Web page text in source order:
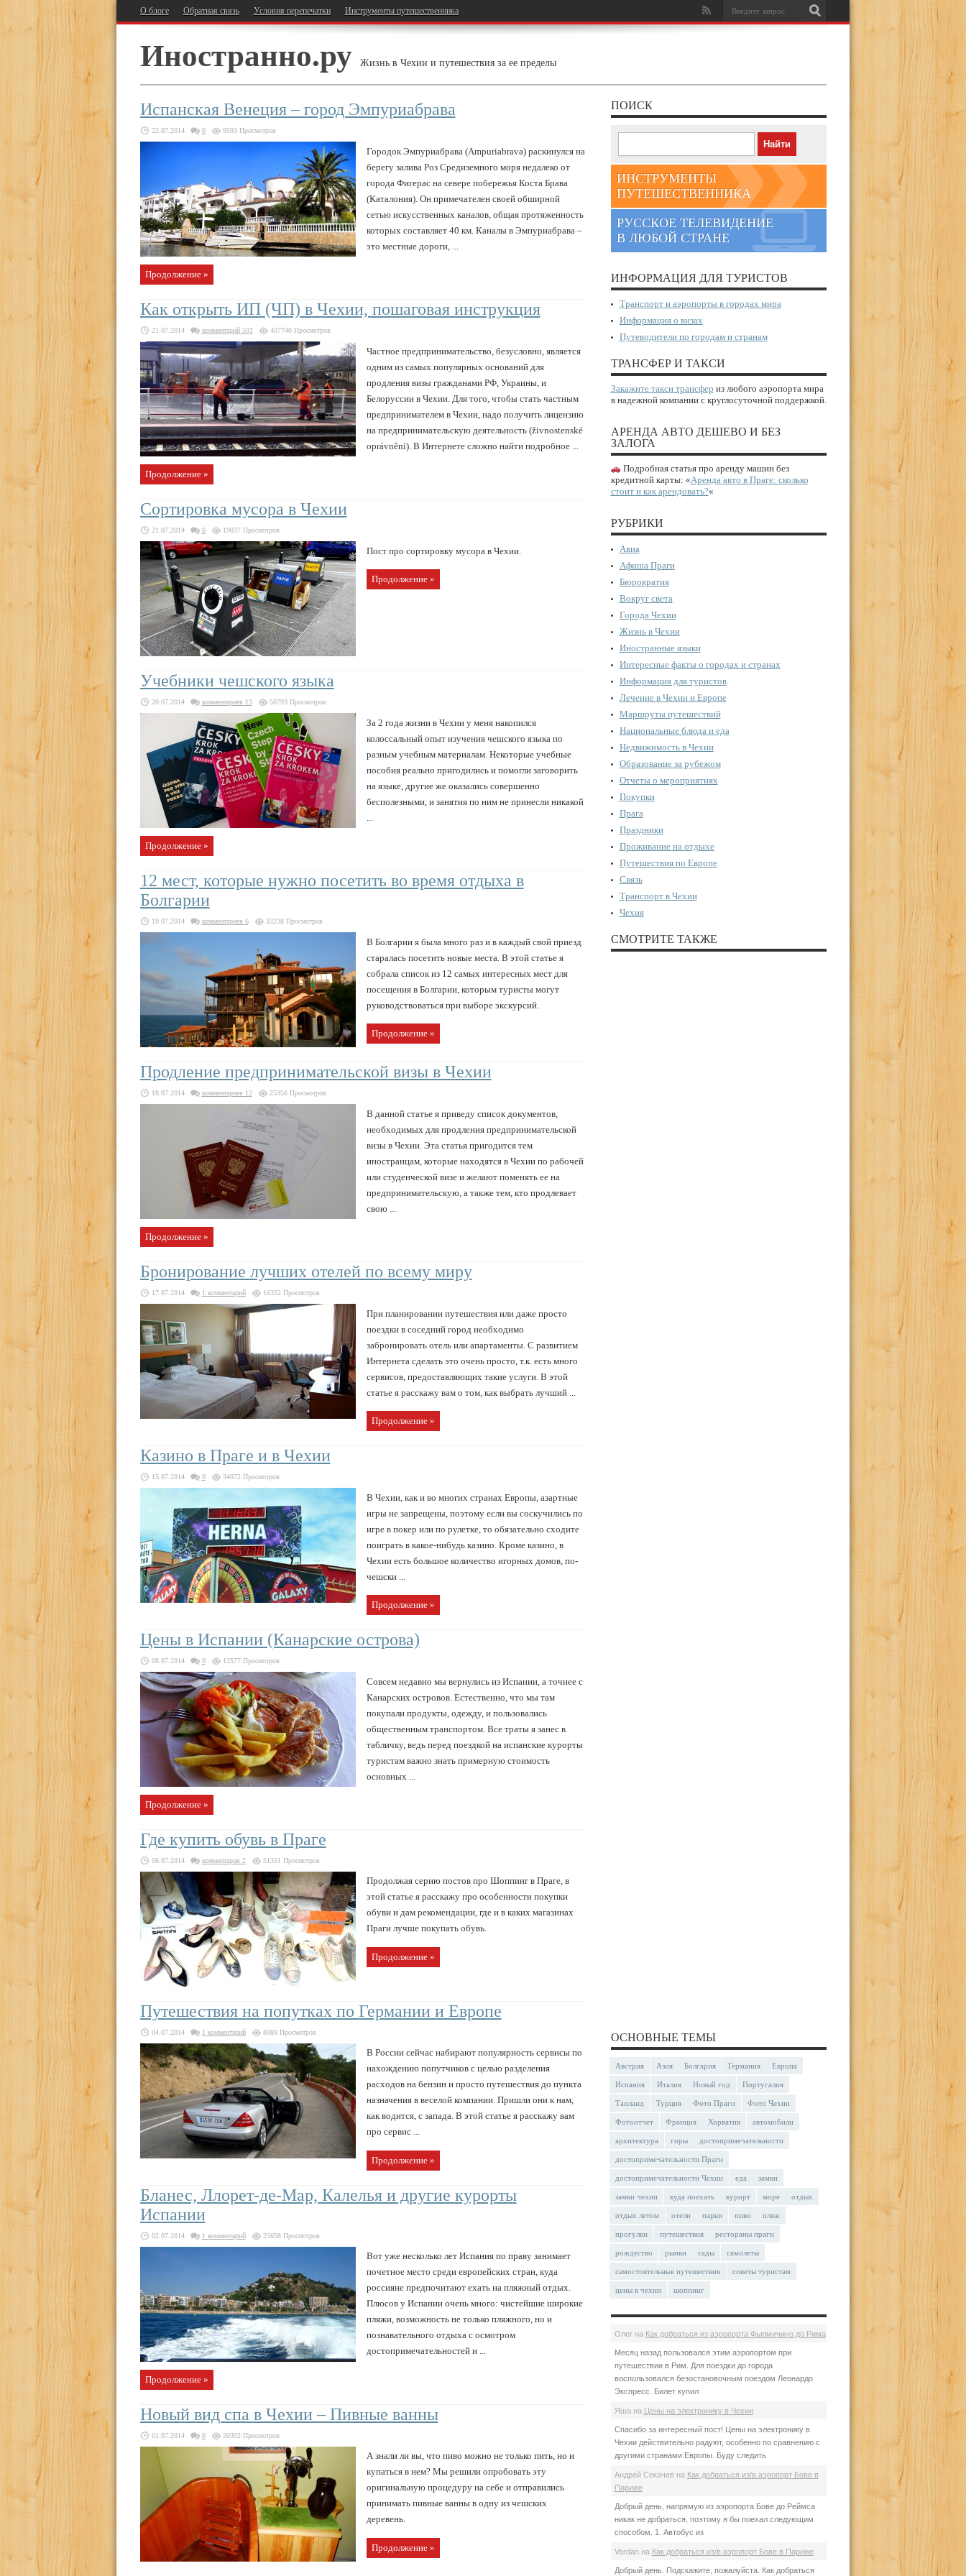
О блоге Обратная связь Условия перепечатки Инструменты путешественника
Иностранно.ру Жизнь в Чехии и путешествия за ее пределы
Испанская Венеция – город Эмпуриабрава
22.07.2014 0 9593 Просмотров
Городок Эмпуриабрава (Ampuriabrava) раскинулся на
берегу залива Роз Средиземного моря недалеко от
города Фигерас на севере побережья Коста Брава
(Каталония). Он примечателен своей обширной
сетью искусственных каналов, общая протяженность
которых составляет 40 км. Каналы в Эмпуриабрава –
это местные дороги, ...
Продолжение »
Как открыть ИП (ЧП) в Чехии, пошаговая инструкция
21.07.2014 комментарий 501 407740 Просмотров
Частное предпринимательство, безусловно, является
одним из самых популярных оснований для
продления визы гражданами РФ, Украины, и
Белоруссии в Чехии. Для того, чтобы стать частным
предпринимателем в Чехии, надо получить лицензию
на предпринимательскую деятельность (živnostenské
oprávnění). В Интернете сложно найти подробное ...
Продолжение »
Сортировка мусора в Чехии
21.07.2014 0 19037 Просмотров
Пост про сортировку мусора в Чехии.
Продолжение »
Учебники чешского языка
20.07.2014 комментариев 13 50793 Просмотров
За 2 года жизни в Чехии у меня накопился
колоссальный опыт изучения чешского языка по
разным учебным материалам. Некоторые учебные
пособия реально пригодились и помогли заговорить
на языке, другие же оказались совершенно
бесполезными, и занятия по ним не принесли никакой
Продолжение »
12 мест, которые нужно посетить во время отдыха в
Болгарии
19.07.2014 комментариев 6 33238 Просмотров
В Болгарии я была много раз и в каждый свой приезд
старалась посетить новые места. В этой статье я
собрала список из 12 самых интересных мест для
посещения в Болгарии, которым туристы могут
руководствоваться при выборе экскурсий.
Продолжение »
Продление предпринимательской визы в Чехии
18.07.2014 комментариев 12 25956 Просмотров
В данной статье я приведу список документов,
необходимых для продления предпринимательской
визы в Чехии. Эта статья пригодится тем
иностранцам, которые находятся в Чехии по рабочей
или студенческой визе и желают поменять ее на
предпринимательскую, а также тем, кто продлевает
свою ...
Продолжение »
Бронирование лучших отелей по всему миру
17.07.2014 1 комментарий 16352 Просмотров
При планировании путешествия или даже просто
поездки в соседний город необходимо
забронировать отель или апартаменты. С развитием
Интернета сделать это очень просто, т.к. есть много
сервисов, предоставляющих такие услуги. В этой
статье я расскажу вам о том, как выбрать лучший ...
Продолжение »
Казино в Праге и в Чехии
15.07.2014 0 34072 Просмотров
В Чехии, как и во многих странах Европы, азартные
игры не запрещены, поэтому если вы соскучились по
игре в покер или по рулетке, то обязательно сходите
поиграть в какое-нибудь казино. Кроме казино, в
Чехии есть большое количество игорных домов, по-
чешски ...
Продолжение »
Цены в Испании (Канарские острова)
08.07.2014 0 12577 Просмотров
Совсем недавно мы вернулись из Испании, а точнее с
Канарских островов. Естественно, что мы там
покупали продукты, одежду, и пользовались
общественным транспортом. Все траты я занес в
табличку, ведь перед поездкой на испанские курорты
туристам важно знать примерную стоимость
основных ...
Продолжение »
Где купить обувь в Праге
06.07.2014 комментария 2 51351 Просмотров
Продолжая серию постов про Шоппинг в Праге, в
этой статье я расскажу про особенности покупки
обуви и дам рекомендации, где и в каких магазинах
Праги лучше покупать обувь.
Продолжение »
Путешествия на попутках по Германии и Европе
04.07.2014 1 комментарий 8089 Просмотров
В России сейчас набирают популярность сервисы по
нахождению попутчиков с целью разделения
расходов на бензин и просто путешествия до пункта
назначения в веселой компании. Пришли они к нам,
как водится, с запада. В этой статье я расскажу вам
про сервис ...
Продолжение »
Бланес, Ллорет-де-Мар, Калелья и другие курорты
Испании
02.07.2014 1 комментарий 25658 Просмотров
Вот уже несколько лет Испания по праву занимает
почетное место среди европейских стран, куда
россияне предпочитают ехать на пляжный отдых.
Плюсов у Испании очень много: чистейшие широкие
пляжи, возможность не только пляжного, но и
познавательного отдыха с осмотром
достопримечательностей и ...
Продолжение »
Новый вид спа в Чехии – Пивные ванны
01.07.2014 0 20302 Просмотров
А знали ли вы, что пиво можно не только пить, но и
купаться в нем? Мы решили опробовать эту
оригинальную процедуру на себе и отправились
принимать пивные ванны в одну из чешских
деревень.
Продолжение »
ПОИСК
ИНСТРУМЕНТЫ
ПУТЕШЕСТВЕННИКА
РУССКОЕ ТЕЛЕВИДЕНИЕ
В ЛЮБОЙ СТРАНЕ
ИНФОРМАЦИЯ ДЛЯ ТУРИСТОВ
Транспорт и аэропорты в городах мира
Информация о визах
Путеводители по городам и странам
ТРАНСФЕР И ТАКСИ
Закажите такси трансфер из любого аэропорта мира
в надежной компании с круглосуточной поддержкой.
АРЕНДА АВТО ДЕШЕВО И БЕЗ
ЗАЛОГА
Подробная статья про аренду машин без
кредитной карты: «Аренда авто в Праге: сколько
стоит и как арендовать?«
РУБРИКИ
Авиа
Афиша Праги
Бюрократия
Вокруг света
Города Чехии
Жизнь в Чехии
Иностранные языки
Интересные факты о городах и странах
Информация для туристов
Лечение в Чехии и Европе
Маршруты путешествий
Национальные блюда и еда
Недвижимость в Чехии
Образование за рубежом
Отчеты о мероприятиях
Покупки
Прага
Праздники
Проживание на отдыхе
Путешествия по Европе
Связь
Транспорт в Чехии
Чехия
СМОТРИТЕ ТАКЖЕ
ОСНОВНЫЕ ТЕМЫ
Австрия Азия Болгария Германия Европа
Испания Италия Новый год Португалия
Таиланд Турция Фото Праги Фото Чехии
Фотоотчет Франция Хорватия автомобили
архитектура горы достопримечательности
достопримечательности Праги
достопримечательности Чехии еда замки
замки чехии куда поехать курорт море отдых
отдых летом отели парки пиво пляж
прогулки путешествия рестораны праги
рождество рынки сады самолеты
самостоятельные путешествия советы туристам
цены в чехии шоппинг
Олегна Как добраться из аэропорта Фьюмичино до Рима
Месяц назад пользовался этим аэропортом при
путешествии в Рим. Для поездки до города
воспользовался безостановочным поездом Леонардо
Экспресс. Билет купил
Яша на Цены на электронику в Чехии
Спасибо за интересный пост! Цены на электронику в
Чехии действительно радуют, особенно по сравнению с
другими странами Европы. Буду следить
Андрей Секачев на Как добраться из/в аэропорт Бове в
Париже
Добрый день, напрямую из аэропорта Бове до Реймса
никак не добраться, поэтому я бы поехал следующим
способом. 1. Автобус из
Vardanна Как добраться из/в аэропорт Бове в Париже
Добрый день. Подскажите, пожалуйста. Как добраться